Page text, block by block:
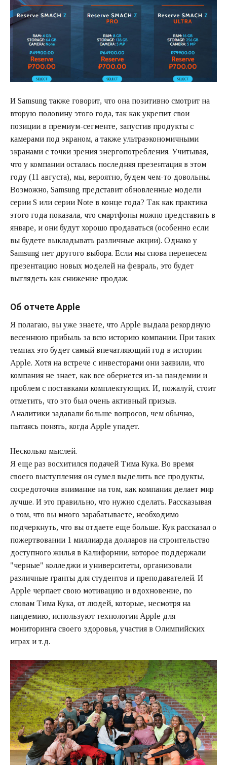
И Samsung также говорит, что она позитивно смотрит на
вторую половину этого года, так как укрепит свои
позиции в премиум-сегменте, запустив продукты с
камерами под экраном, а также ультраэкономичными
экранами с точки зрения энергопотребления. Учитывая,
что у компании осталась последняя презентация в этом
году (11 августа), мы, вероятно, будем чем-то довольны.
Возможно, Samsung представит обновленные модели
серии S или серии Note в конце года? Так как практика
этого года показала, что смартфоны можно представить в
январе, и они будут хорошо продаваться (особенно если
вы будете выкладывать различные акции). Однако у
Samsung нет другого выбора. Если мы снова перенесем
презентацию новых моделей на февраль, это будет
выглядеть как снижение продаж.
Об отчете Apple
Я полагаю, вы уже знаете, что Apple выдала рекордную
весеннюю прибыль за всю историю компании. При таких
темпах это будет самый впечатляющий год в истории
Apple. Хотя на встрече с инвесторами они заявили, что
компания не знает, как все обернется из-за пандемии и
проблем с поставками комплектующих. И, пожалуй, стоит
отметить, что это был очень активный призыв.
Аналитики задавали больше вопросов, чем обычно,
пытаясь понять, когда Apple упадет.
Несколько мыслей.
Я еще раз восхитился подачей Тима Кука. Во время
своего выступления он сумел выделить все продукты,
сосредоточив внимание на том, как компания делает мир
лучше. И это правильно, что нужно сделать. Рассказывая
о том, что вы много зарабатываете, необходимо
подчеркнуть, что вы отдаете еще больше. Кук рассказал о
пожертвовании 1 миллиарда долларов на строительство
доступного жилья в Калифорнии, которое поддержали
"черные" колледжи и университеты, организовали
различные гранты для студентов и преподавателей. И
Apple черпает свою мотивацию и вдохновение, по
словам Тима Кука, от людей, которые, несмотря на
пандемию, используют технологии Apple для
мониторинга своего здоровья, участия в Олимпийских
играх и т.д.